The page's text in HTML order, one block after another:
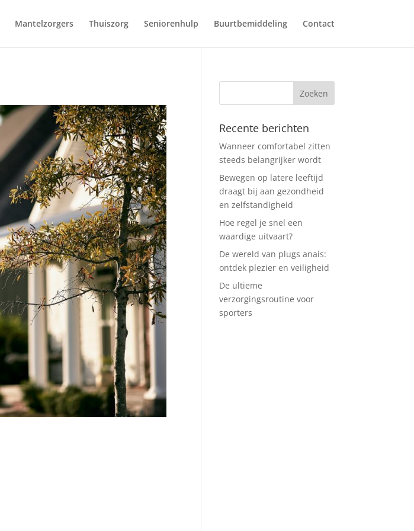
Mantelzorgers Thuiszorg Seniorenhulp Buurtbemiddeling Contact
Recente berichten
Wanneer comfortabel zitten
steeds belangrijker wordt
Bewegen op latere leeftijd
draagt bij aan gezondheid
en zelfstandigheid
Hoe regel je snel een
waardige uitvaart?
De wereld van plugs anais:
ontdek plezier en veiligheid
De ultieme
verzorgingsroutine voor
sporters